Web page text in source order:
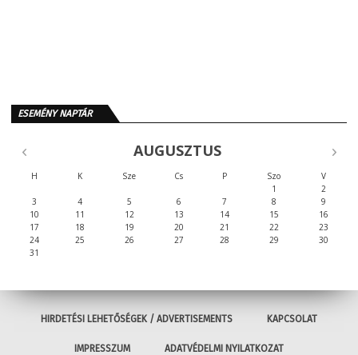
ESEMÉNY NAPTÁR
AUGUSZTUS
H K Sze Cs P Szo
V
1
2
3
4 5 6 7 8
9
10
11 12 13 14 15
16
17
18 19 20 21 22
23
24
25 26 27 28 29
30
31
HIRDETÉSI LEHETŐSÉGEK / ADVERTISEMENTS KAPCSOLAT
IMPRESSZUM ADATVÉDELMI NYILATKOZAT